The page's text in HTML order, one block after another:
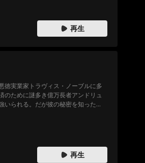
再生
徳実業家トラヴィス・ノーブルに多
のために謎多き億万長者アンドリュ
いられる。だが彼の秘密を知った
再生